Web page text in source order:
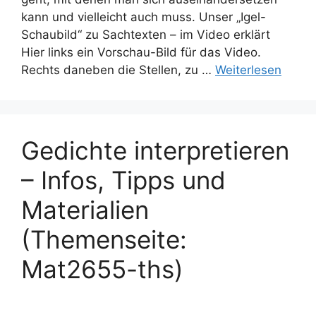
kann und vielleicht auch muss. Unser „Igel-
Schaubild“ zu Sachtexten – im Video erklärt
Hier links ein Vorschau-Bild für das Video.
Rechts daneben die Stellen, zu … Weiterlesen
Gedichte interpretieren
– Infos, Tipps und
Materialien
(Themenseite:
Mat2655-ths)